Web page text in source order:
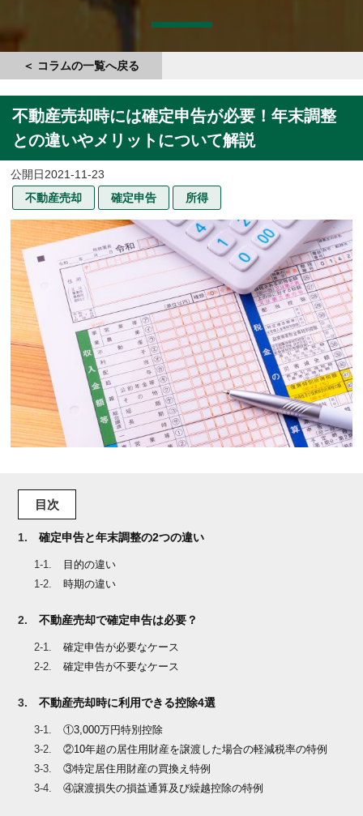
＜ コラムの一覧へ戻る
不動産売却時には確定申告が必要！年末調整
との違いやメリットについて解説
2021-11-23
不動産売却
確定申告 所得
目次
確定申告と年末調整の2つの違い
目的の違い
時期の違い
不動産売却で確定申告は必要？
確定申告が必要なケース
確定申告が不要なケース
不動産売却時に利用できる控除4選
①3,000万円特別控除
②10年超の居住用財産を譲渡した場合の軽減税率の特例
③特定居住用財産の買換え特例
④譲渡損失の損益通算及び繰越控除の特例